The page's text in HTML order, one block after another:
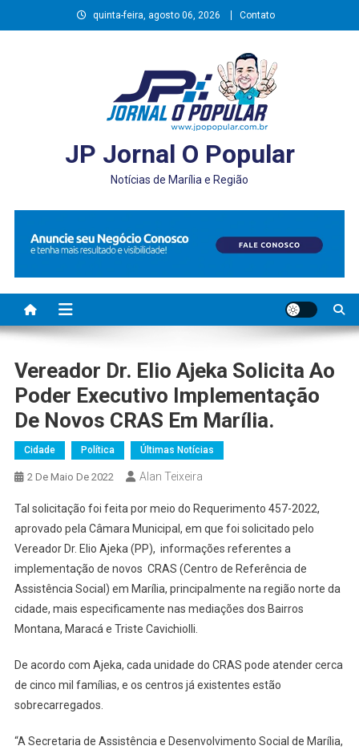
to
quinta-feira, agosto 06, 2026 Contato
JP Jornal O Popular
Notícias de Marília e Região
Vereador Dr. Elio Ajeka Solicita Ao
Poder Executivo Implementação
De Novos CRAS Em Marília.
Cidade Política Últimas Notícias
2 De Maio De 2022 Alan Teixeira
Tal solicitação foi feita por meio do Requerimento 457-2022,
aprovado pela Câmara Municipal, em que foi solicitado pelo
Vereador Dr. Elio Ajeka (PP), informações referentes a
implementação de novos CRAS (Centro de Referência de
Assistência Social) em Marília, principalmente na região norte da
cidade, mais especificamente nas mediações dos Bairros
Montana, Maracá e Triste Cavichiolli.
De acordo com Ajeka, cada unidade do CRAS pode atender cerca
de cinco mil famílias, e os centros já existentes estão
sobrecarregados.
“A Secretaria de Assistência e Desenvolvimento Social de Marília,